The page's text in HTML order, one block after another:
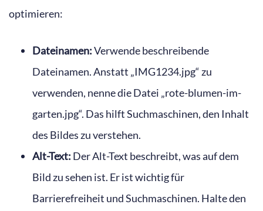
optimieren:
Dateinamen:Verwende beschreibende
Dateinamen. Anstatt „IMG1234.jpg“ zu
verwenden, nenne die Datei „rote-blumen-im-
garten.jpg“. Das hilft Suchmaschinen, den Inhalt
des Bildes zu verstehen.
Alt-Text: Der Alt-Text beschreibt, was auf dem
Bild zu sehen ist. Er ist wichtig für
Barrierefreiheit und Suchmaschinen. Halte den